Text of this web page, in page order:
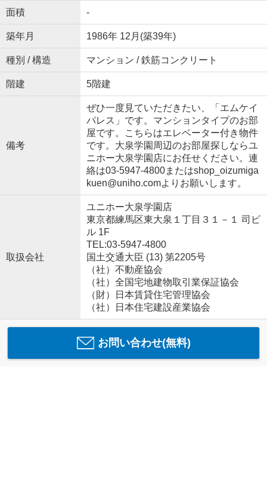
面積 -
築年月 1986年 12月(築39年)
種別 / 構造 マンション / 鉄筋コンクリート
階建 5階建
備考
ぜひ一度見ていただきたい、「エムケイ
パレス」です。マンションタイプのお部
屋です。こちらはエレベーター付き物件
です。大泉学園周辺のお部屋探しならユ
ニホー大泉学園店にお任せください。連
絡は03-5947-4800またはshop_oizumiga
kuen@uniho.comよりお願いします。
取扱会社
ユニホー大泉学園店
東京都練馬区東大泉１丁目３１－１ 司ビ
ル 1F
TEL:03-5947-4800
国土交通大臣 (13) 第2205号
（社）不動産協会
（社）全国宅地建物取引業保証協会
（財）日本賃貸住宅管理協会
（社）日本住宅建設産業協会
お問い合わせ(無料)